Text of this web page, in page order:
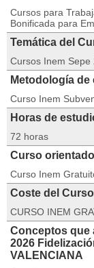
Cursos para
Bonificada para
Temática del
Cursos Inem Sepe
Metodología de
Curso Inem
Horas de
72 horas
Curso
Curso Inem
Coste del Curso
CURSO INEM
Conceptos que
2026
VALENCIANA